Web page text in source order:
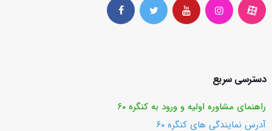
دسترسی سریع
راهنمای مشاوره اولیه و ورود به کنگره ۶۰
آدرس نمایندگی های کنگره ۶۰